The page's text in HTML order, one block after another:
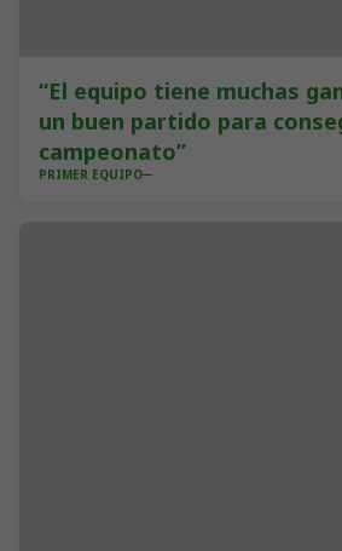
“El equipo tiene muchas
un buen partido para
campeonato”
PRIMER EQUIPO